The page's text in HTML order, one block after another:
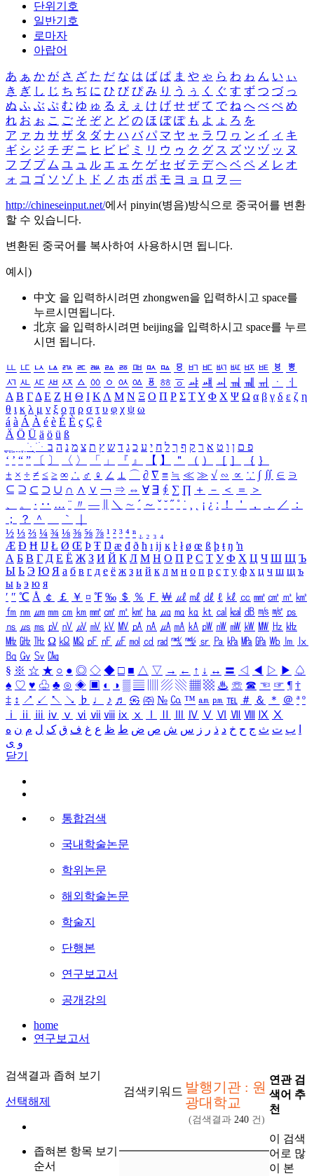
단위기호
일반기호
로마자
아랍어
あ ぁ か が さ ざ た だ な は ば ぱ ま や ゃ ら わ ゎ ん い ぃ
き ぎ し じ ち ぢ に ひ び ぴ み り う ぅ く ぐ す ず つ づ っ
ぬ ふ ぶ ぷ む ゆ ゅ る え ぇ け げ せ ぜ て で ね へ べ ぺ め
れ お ぉ こ ご そ ぞ と ど の ほ ぼ ぽ も よ ょ ろ を
ア ァ カ サ ザ タ ダ ナ ハ バ パ マ ヤ ャ ラ ワ ヮ ン イ ィ キ
ギ シ ジ チ ヂ ニ ヒ ビ ピ ミ リ ウ ゥ ク グ ス ズ ツ ヅ ッ ヌ
フ ブ プ ム ユ ュ ル エ ェ ケ ゲ セ ゼ テ デ ヘ ベ ペ メ レ オ
ォ コ ゴ ソ ゾ ト ド ノ ホ ボ ポ モ ヨ ョ ロ ヲ ―
http://chineseinput.net/에서 pinyin(병음)방식으로 중국어를 변환
할 수 있습니다.
변환된 중국어를 복사하여 사용하시면 됩니다.
예시)
中文 을 입력하시려면 zhongwen을 입력하시고 space를
누르시면됩니다.
北京 을 입력하시려면 beijing을 입력하시고 space를 누르
시면 됩니다.
ㅥ ㅦ ㅧ ㅨ ㅩ ㅪ ㅫ ㅬ ㅭ ㅮ ㅯ ㅰ ㅱ ㅲ ㅳ ㅴ ㅵ ㅶ ㅷ ㅸ
ㅹ
ㅺ ㅻ ㅼ ㅽ ㅾ ㅿ ㆀ ㆁ ㆂ ㆃ ㆄ ㆅ ㆆ ㆇ ㆈ ㆉ ㆊ ㆋ ㆌ ㆍ
ㆎ
Α Β ΓΔ Ε Ζ Η Θ Ι ΚΛ Μ Ν Ξ Ο Π Ρ Σ ΤΥ Φ Χ Ψ Ω α β γ δ ε ζ η
θ ι κ λ μ ν ξ ο π ρ σ τ υ φ χ ψ ω
á à Á À é è É È ç Ç ê
Ä Ö Ü ä ö ü ß
ִֶֹ ֻּ ׁׂ פ ם ן ו ט א ר ק ף ך ל ח י ע כ ג ד ש ץ ת צ מ נ ה ב
‘ ’ “ ” 〔 〕 〈 〉 「 」 『 』 【 】 ＂ （ ） ［ ］ ｛ ｝
± × ÷ ≠ ≤ ≥ ∞ ∴ ♂ ♀ ∠ ⊥ ⌒ ∂ ∇ ≡ ≒ ≪ ≫ √ ∽ ∝ ∵ ∫ ∬ ∈ ∋
⊆ ⊇ ⊂ ⊃ ∪ ∩ ∧ ∨ ￢ ⇒ ⇔ ∀ ∃ ∮ ∑ ∏ ＋ － ＜ ＝
＞
、
。 · ‥ … ¨ 〃 ― ＼ ∼ ´ ～ ˇ ˘ ˝ ˚ ˙ ¸ ¡ ¿ ː ！ ＇ ， ． ／
：
；
？ ＾ ｀
½ ⅓ ⅔ ¼ ¾ ⅛ ⅜ ⅝ ⅞ ¹ ² ³ ⁴ ⁿ ₁ ₂ ₃ ₄
Æ Ð Ħ Ĳ Ł Ø Œ Þ Ŧ Ŋ æ đ ð ħ ı ĳ ĸ ŀ ł ø œ ß þ ŧ ŋ ŉ
А Б В Г Д Е Ё Ж З И Й К Л М Н О П Р С Т У Ф Х Ц Ч Ш Щ Ъ
Ы Ь Э Ю Я а б в г д е ё ж з и й к л м н о п р с т у ф х ц ч ш щ ъ
ы ь э ю я
′ ″ ℃ Å ￠ ￡ ￥ ¤ ℉ ‰ ＄ ％ Ｆ ￦ ㎕ ㎖ ㎗ ℓ ㎘ ㏄ ㎣ ㎤ ㎥ ㎦
㎙ ㎚ ㎛ ㎜ ㎝ ㎞ ㎟ ㎠ ㎡ ㎢ ㏊ ㎍ ㎎ ㎏ ㏏ ㎈ ㎉ ㏈ ㎧ ㎨ ㎰
㎱ ㎲ ㎳ ㎴ ㎵ ㎶ ㎷ ㎸ ㎹ ㎀ ㎁ ㎂ ㎃ ㎄ ㎺ ㎻ ㎽ ㎾ ㎿ ㎐ ㎑
㎒ ㎓ ㎔ Ω ㏀ ㏁ ㎊ ㎋ ㎌ ㏖ ㏅ ㎭ ㎮ ㎯ ㏛ ㎩ ㎪ ㎫ ㎬ ㏝ ㏐
㏓
㏃ ㏉ ㏜ ㏆
§ ※ ☆ ★ ○ ● ◎ ◇ ◆ □ ■ △ ▽ → ← ↑ ↓ ↔ 〓 ◁ ◀ ▷ ▶ ♤
♠ ♡ ♥ ♧ ♣ ⊙ ◈ ▣ ◐ ◑ ▒ ▤ ▨ ▧ ▦ ▩ ♨ ☏ ☎ ☜ ☞ ¶ †
‡ ↕ ↗ ↙ ↖ ↘ ♭ ♩ ♪ ♬ ㉿ ㈜ № ㏇ ™ ㏂ ㏘ ℡ ＃ ＆ ＊ ＠ ª º
ⅰ
ⅱ ⅲ ⅳ ⅴ ⅵ ⅶ ⅷ ⅸ ⅹ Ⅳ Ⅴ Ⅵ Ⅶ Ⅷ Ⅸ Ⅹ
ب ت ث ج ح خ د ذ ر ز س ش ص ض ط ظ ع غ ف ق ک ل م ن ه
و ی
닫기
통합검색
국내학술논문
학위논문
해외학술논문
학술지
단행본
연구보고서
공개강의
home
연구보고서
검색결과 좁혀 보기
선택해제
좁혀본 항목 보기
순서
검색키워드 발행기관 : 원
광대학교
(검색결과 240 건)
연관 검
색어 추
천
이 검색
어로 많
이 본